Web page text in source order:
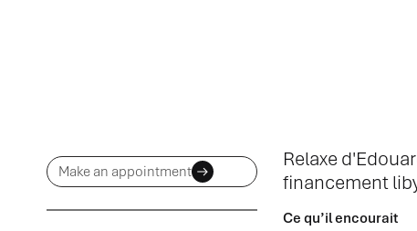
Make an appointment
Relaxe
financement
Ce qu’il encourait